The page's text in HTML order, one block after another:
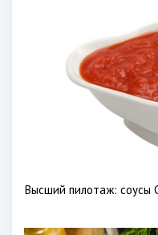
Высший пилотаж: соусы